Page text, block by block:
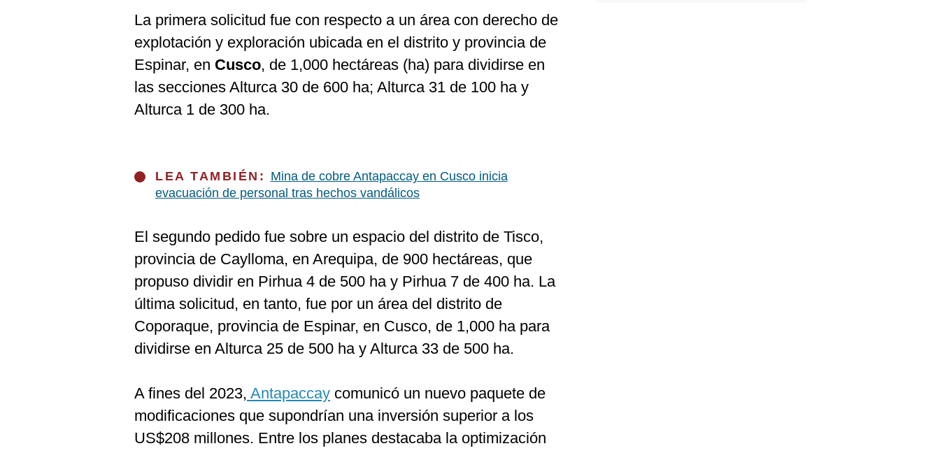
La primera solicitud fue con respecto a un área con derecho de
explotación y exploración ubicada en el distrito y provincia de
Espinar, en Cusco, de 1,000 hectáreas (ha) para dividirse en
las secciones Alturca 30 de 600 ha; Alturca 31 de 100 ha y
Alturca 1 de 300 ha.
LEA TAMBIÉN: Mina de cobre Antapaccay en Cusco inicia
evacuación de personal tras hechos vandálicos
El segundo pedido fue sobre un espacio del distrito de Tisco,
provincia de Caylloma, en Arequipa, de 900 hectáreas, que
propuso dividir en Pirhua 4 de 500 ha y Pirhua 7 de 400 ha. La
última solicitud, en tanto, fue por un área del distrito de
Coporaque, provincia de Espinar, en Cusco, de 1,000 ha para
dividirse en Alturca 25 de 500 ha y Alturca 33 de 500 ha.
A fines del 2023, Antapaccay comunicó un nuevo paquete de
modificaciones que supondrían una inversión superior a los
US$208 millones. Entre los planes destacaba la optimización